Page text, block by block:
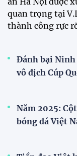
Bóng đá Việt
AFC
Bóng đá nữ
giải 2026
Đội tuyển